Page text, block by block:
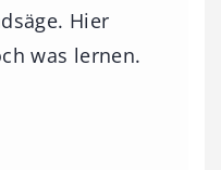
Hier
was lernen.